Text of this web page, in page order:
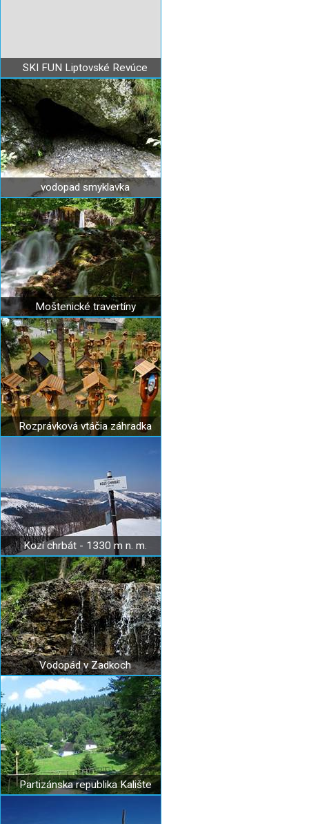
SKI FUN Liptovské Revúce
vodopad smyklavka
Moštenické travertíny
Rozprávková vtáčia záhradka
Kozí chrbát - 1330 m n. m.
Vodopád v Zadkoch
Partizánska republika Kalište